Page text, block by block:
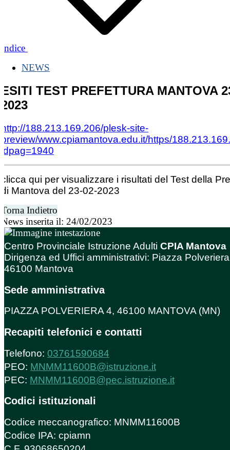
Indice
NEWS
ESITI TEST PREFETTURA MANTOVA
2023
http://188.213.169.206/plesk-site-
preview/www.cpiamantova.edu.it/https/
idpag=1940
clicca qui per visualizzare i risultati del Test della
di Mantova del 23-02-2023
Torna Indietro
News inserita il: 24/02/2023
Centro Provinciale Istruzione Adulti CPIA Mantova
Dirigenza ed Uffici amministrativi: Piazza
46100 Mantova
Sede amministrativa
PIAZZA POLVERIERA 4, 46100 MANTOVA (MN)
Recapiti telefonici e contatti
Telefono: 03761590684
PEO: MNMM11600B@istruzione.it
PEC: MNMM11600B@pec.istruzione.it
Codici istituzionali
Codice meccanografico: MNMM11600B
Codice IPA: cpiamn